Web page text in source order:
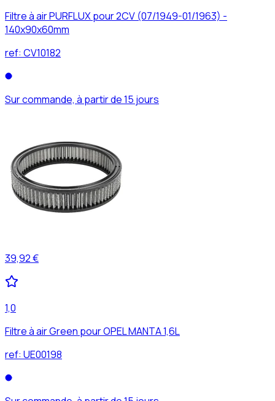
Filtre à air PURFLUX pour 2CV (07/1949-01/1963) -
140x90x60mm
ref: CV10182
Sur commande, à partir de 15 jours
39,92 €
1,0
Filtre à air Green pour OPEL MANTA 1,6L
ref: UE00198